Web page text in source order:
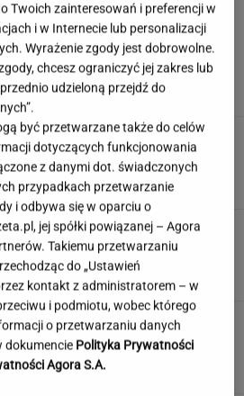
sceny w parlamencie. Obrzucili
jajkami. Jest nagranie
cię do niedostępnych osób?
mówi o powodach
którym każdy zgarnie maksa.
się w Szybkiej Piątce?
nawyk może mieć
konsekwencje. Też tak robisz?
Twoich zainteresowań i preferencji w
i w Internecie lub personalizacji
Wyrażenie zgody jest dobrowolne.
chcesz ograniczyć jej zakres lub
udzieloną przejdź do
być przetwarzane także do celów
dotyczących funkcjonowania
z danymi dot. świadczonych
przypadkach przetwarzanie
i odbywa się w oparciu o
jej spółki powiązanej – Agora
Takiemu przetwarzaniu
do „Ustawień
kontakt z administratorem – w
i podmiotu, wobec którego
o przetwarzaniu danych
dokumencie Polityka Prywatności
Agora S.A.